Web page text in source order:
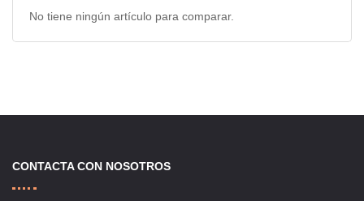
No tiene ningún artículo para comparar.
CONTACTA CON NOSOTROS